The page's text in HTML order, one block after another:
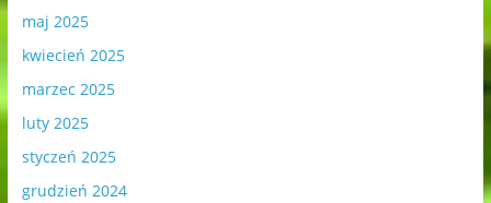
maj 2025
kwiecień 2025
marzec 2025
luty 2025
styczeń 2025
grudzień 2024